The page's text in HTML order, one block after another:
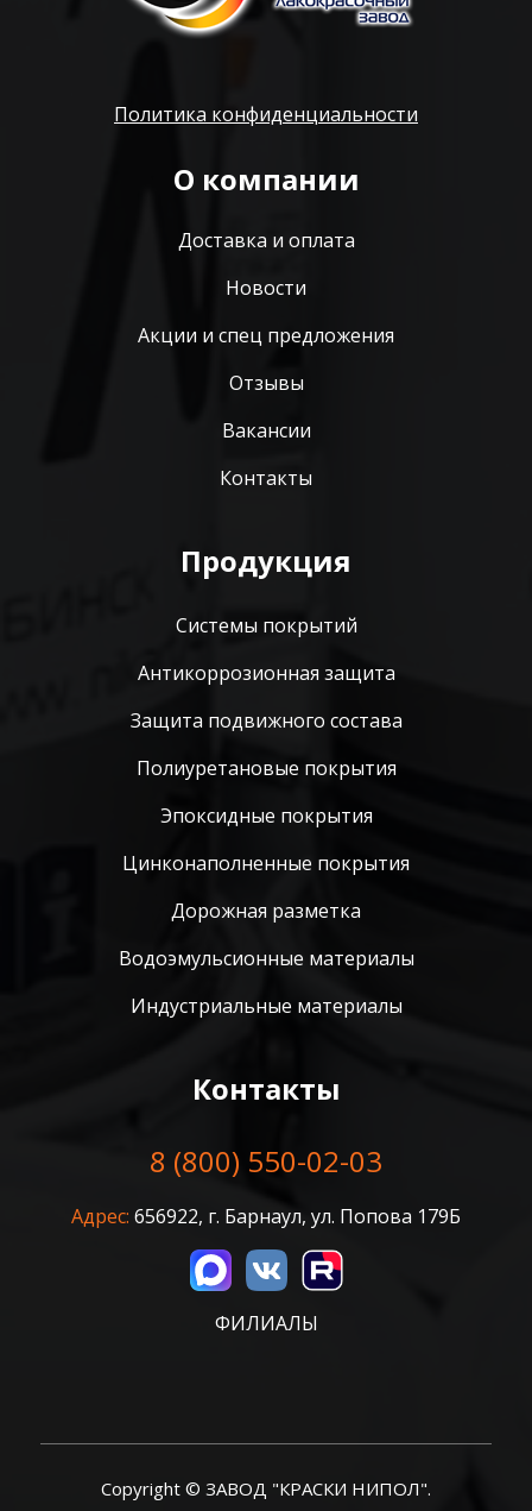
Политика конфиденциальности
О компании
Доставка и оплата
Новости
Акции и спец предложения
Отзывы
Вакансии
Контакты
Продукция
Системы покрытий
Антикоррозионная защита
Защита подвижного состава
Полиуретановые покрытия
Эпоксидные покрытия
Цинконаполненные покрытия
Дорожная разметка
Водоэмульсионные материалы
Индустриальные материалы
Контакты
8 (800) 550-02-03
Адрес: 656922, г. Барнаул, ул. Попова 179Б
ФИЛИАЛЫ
Copyright © ЗАВОД "КРАСКИ НИПОЛ".